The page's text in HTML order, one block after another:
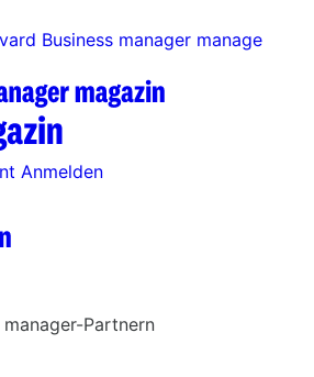
Business manager manage
Anmelden
Partnern